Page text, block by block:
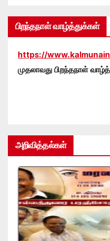
பிறந்தநாள் வாழ்த்துக்கள்
https://
முதலாவது பிறந்தநாள்
அறிவித்தல்கள்